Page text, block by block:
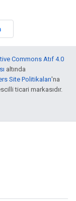
Commons Atıf 4.0
altında
Site Politikaları'na
ticari markasıdır.